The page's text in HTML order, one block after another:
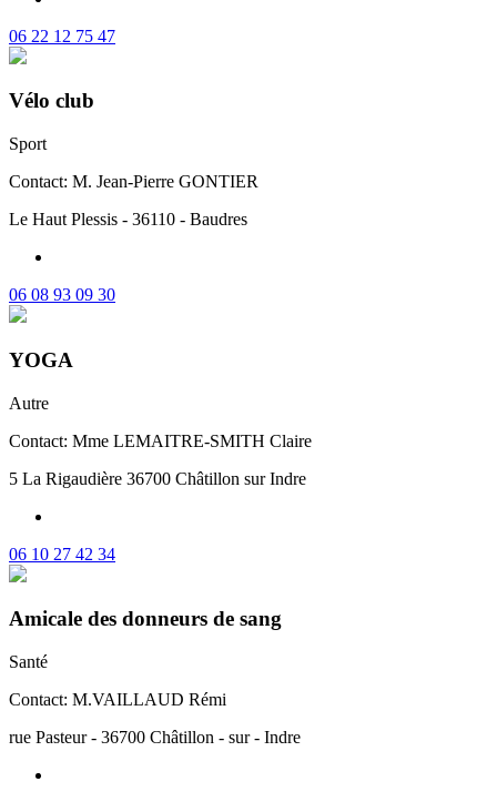
06 22 12 75 47
Vélo club
Sport
Contact: M. Jean-Pierre GONTIER
Le Haut Plessis - 36110 - Baudres
06 08 93 09 30
YOGA
Autre
Contact: Mme LEMAITRE-SMITH Claire
5 La Rigaudière 36700 Châtillon sur Indre
06 10 27 42 34
Amicale des donneurs de sang
Santé
Contact: M.VAILLAUD Rémi
rue Pasteur - 36700 Châtillon - sur - Indre